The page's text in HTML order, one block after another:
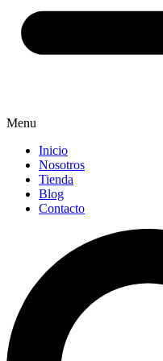
Menu
Inicio
Nosotros
Tienda
Blog
Contacto